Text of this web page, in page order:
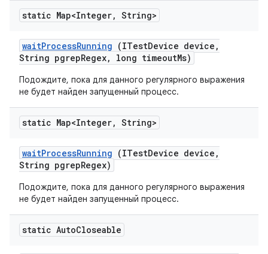
static Map<Integer, String>
waitProcessRunning (ITestDevice device ,
String pgrepRegex, long timeoutMs)
Подождите, пока для данного регулярного выражения
не будет найден запущенный процесс.
static Map<Integer, String>
waitProcessRunning (ITestDevice device ,
String pgrepRegex)
Подождите, пока для данного регулярного выражения
не будет найден запущенный процесс.
static AutoCloseable